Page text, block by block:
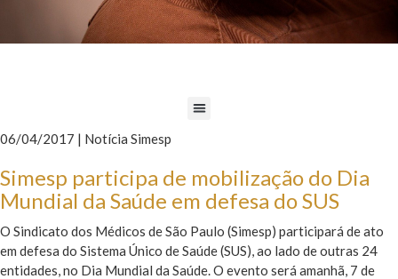
06/04/2017 | Notícia Simesp
Simesp participa de mobilização do Dia
Mundial da Saúde em defesa do SUS
O Sindicato dos Médicos de São Paulo (Simesp) participará de ato
em defesa do Sistema Único de Saúde (SUS), ao lado de outras 24
entidades, no Dia Mundial da Saúde. O evento será amanhã, 7 de